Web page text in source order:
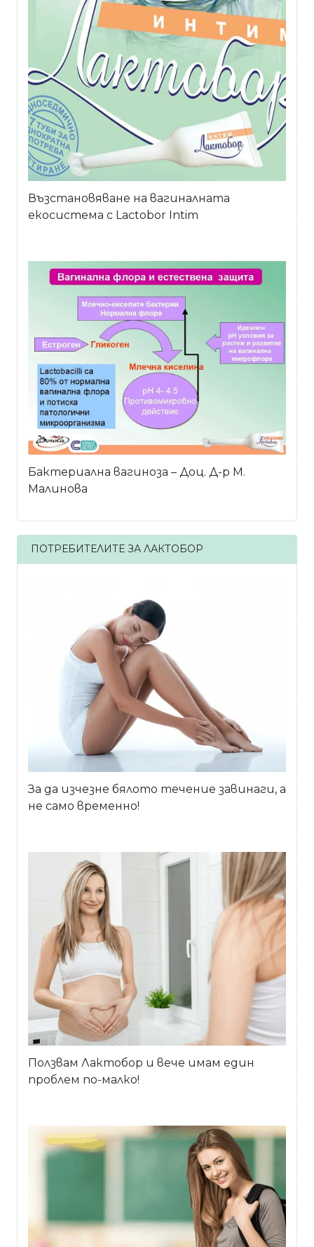
Възстановяване на вагиналната
екосистема с Lactobor Intim
Бактериална вагиноза – Доц. Д-р М.
Малинова
ПОТРЕБИТЕЛИТЕ ЗА ЛАКТОБОР
За да изчезне бялото течение завинаги, а
не само временно!
Ползвам Лактобор и вече имам един
проблем по-малко!